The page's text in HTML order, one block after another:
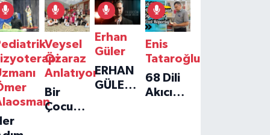
Veysel
Özaraz
Anlatıyor
Bir
Çocuğun
Erhan
Güler
ERHAN
GÜLER'IN
Enis
Tataroğlu
68 Dili
Akıcı